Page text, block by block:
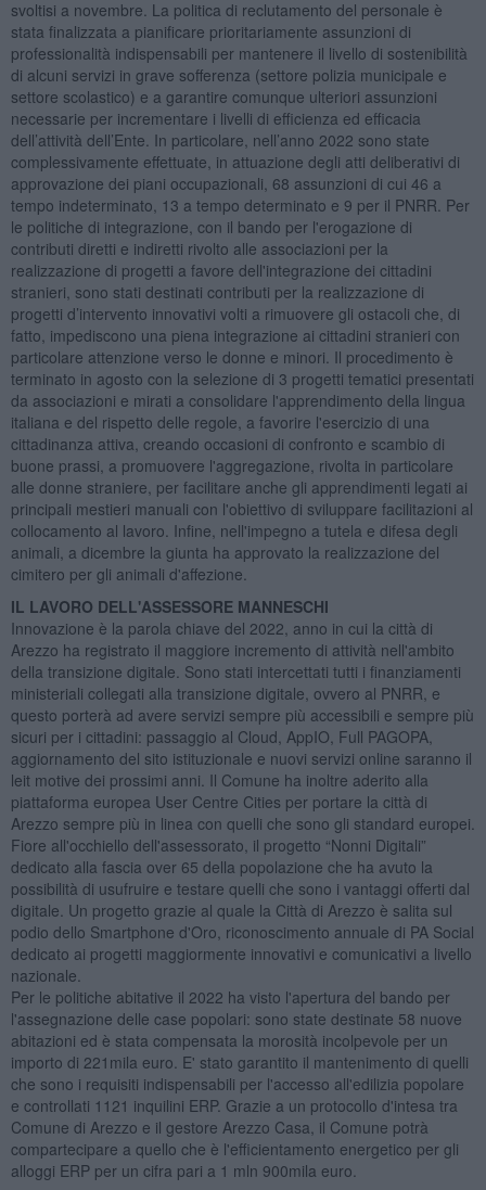
svoltisi a novembre. La politica di reclutamento del personale è
stata finalizzata a pianificare prioritariamente assunzioni di
professionalità indispensabili per mantenere il livello di sostenibilità
di alcuni servizi in grave sofferenza (settore polizia municipale e
settore scolastico) e a garantire comunque ulteriori assunzioni
necessarie per incrementare i livelli di efficienza ed efficacia
dell’attività dell’Ente. In particolare, nell’anno 2022 sono state
complessivamente effettuate, in attuazione degli atti deliberativi di
approvazione dei piani occupazionali, 68 assunzioni di cui 46 a
tempo indeterminato, 13 a tempo determinato e 9 per il PNRR. Per
le politiche di integrazione, con il bando per l'erogazione di
contributi diretti e indiretti rivolto alle associazioni per la
realizzazione di progetti a favore dell'integrazione dei cittadini
stranieri, sono stati destinati contributi per la realizzazione di
progetti d’intervento innovativi volti a rimuovere gli ostacoli che, di
fatto, impediscono una piena integrazione ai cittadini stranieri con
particolare attenzione verso le donne e minori. Il procedimento è
terminato in agosto con la selezione di 3 progetti tematici presentati
da associazioni e mirati a consolidare l'apprendimento della lingua
italiana e del rispetto delle regole, a favorire l'esercizio di una
cittadinanza attiva, creando occasioni di confronto e scambio di
buone prassi, a promuovere l'aggregazione, rivolta in particolare
alle donne straniere, per facilitare anche gli apprendimenti legati ai
principali mestieri manuali con l'obiettivo di sviluppare facilitazioni al
collocamento al lavoro. Infine, nell'impegno a tutela e difesa degli
animali, a dicembre la giunta ha approvato la realizzazione del
cimitero per gli animali d'affezione.
IL LAVORO DELL'ASSESSORE MANNESCHI
Innovazione è la parola chiave del 2022, anno in cui la città di
Arezzo ha registrato il maggiore incremento di attività nell'ambito
della transizione digitale. Sono stati intercettati tutti i finanziamenti
ministeriali collegati alla transizione digitale, ovvero al PNRR, e
questo porterà ad avere servizi sempre più accessibili e sempre più
sicuri per i cittadini: passaggio al Cloud, AppIO, Full PAGOPA,
aggiornamento del sito istituzionale e nuovi servizi online saranno il
leit motive dei prossimi anni. Il Comune ha inoltre aderito alla
piattaforma europea User Centre Cities per portare la città di
Arezzo sempre più in linea con quelli che sono gli standard europei.
Fiore all'occhiello dell'assessorato, il progetto “Nonni Digitali”
dedicato alla fascia over 65 della popolazione che ha avuto la
possibilità di usufruire e testare quelli che sono i vantaggi offerti dal
digitale. Un progetto grazie al quale la Città di Arezzo è salita sul
podio dello Smartphone d'Oro, riconoscimento annuale di PA Social
dedicato ai progetti maggiormente innovativi e comunicativi a livello
nazionale.
Per le politiche abitative il 2022 ha visto l'apertura del bando per
l'assegnazione delle case popolari: sono state destinate 58 nuove
abitazioni ed è stata compensata la morosità incolpevole per un
importo di 221mila euro. E' stato garantito il mantenimento di quelli
che sono i requisiti indispensabili per l'accesso all'edilizia popolare
e controllati 1121 inquilini ERP. Grazie a un protocollo d'intesa tra
Comune di Arezzo e il gestore Arezzo Casa, il Comune potrà
compartecipare a quello che è l'efficientamento energetico per gli
alloggi ERP per un cifra pari a 1 mln 900mila euro.